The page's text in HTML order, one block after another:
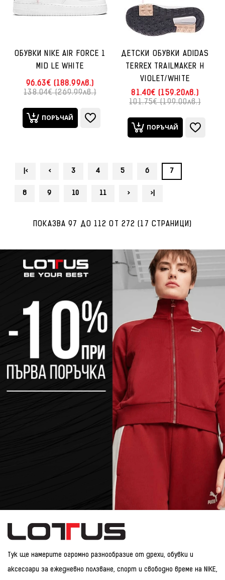
ОБУВКИ NIKE AIR FORCE 1
MID LE WHITE
96.63€ (188.99лв.)
138.04€ (269.99лв.)
ПОРЪЧАЙ
ДЕТСКИ ОБУВКИ ADIDAS
TERREX TRAILMAKER H
VIOLET/WHITE
81.40€ (159.20лв.)
101.75€ (199.00лв.)
ПОРЪЧАЙ
|< < 3 4 5 6 7
8 9 10 11 > >|
ПОКАЗВА 97 ДО 112 ОТ 272 (17 СТРАНИЦИ)
Тук ще намерите огромно разнообразие от дрехи, обувки и
аксесоари за ежедневно ползване, спорт и свободно време на NIKE,